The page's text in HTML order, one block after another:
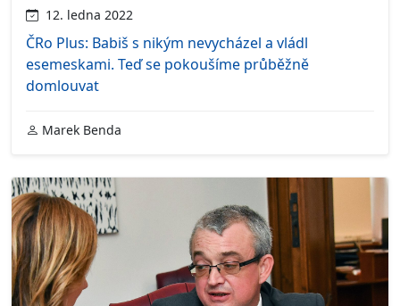
12. ledna 2022
ČRo Plus: Babiš s nikým nevycházel a vládl
esemeskami. Teď se pokoušíme průběžně
domlouvat
Marek Benda